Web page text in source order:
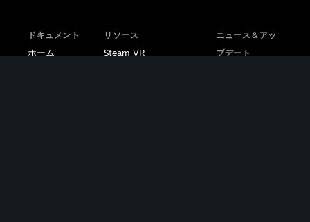
ドキュメント
ホーム
リソース
Steam VR
ニュース＆アッ
プデート